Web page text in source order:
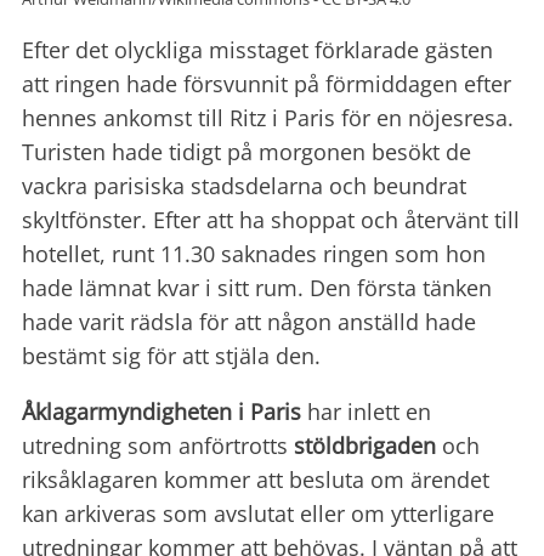
Efter det olyckliga misstaget förklarade gästen
att ringen hade försvunnit på förmiddagen efter
hennes ankomst till Ritz i Paris för en nöjesresa.
Turisten hade tidigt på morgonen besökt de
vackra parisiska stadsdelarna och beundrat
skyltfönster. Efter att ha shoppat och återvänt till
hotellet, runt 11.30 saknades ringen som hon
hade lämnat kvar i sitt rum. Den första tänken
hade varit rädsla för att någon anställd hade
bestämt sig för att stjäla den.
Åklagarmyndigheten i Paris har inlett en
utredning som anförtrotts stöldbrigaden och
riksåklagaren kommer att besluta om ärendet
kan arkiveras som avslutat eller om ytterligare
utredningar kommer att behövas. I väntan på att